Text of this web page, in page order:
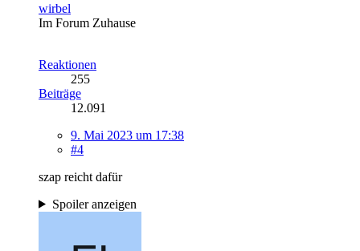
wirbel
Im Forum Zuhause
Reaktionen
255
Beiträge
12.091
9. Mai 2023 um 17:38
#4
szap reicht dafür
Spoiler anzeigen